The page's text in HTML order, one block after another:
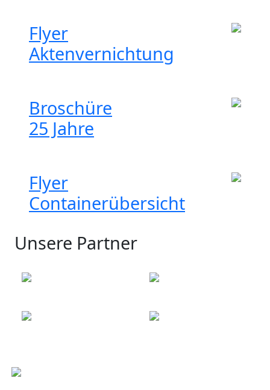
Flyer
Aktenver­nichtung
Broschüre
25 Jahre
Flyer
Container­übersicht
Unsere Partner